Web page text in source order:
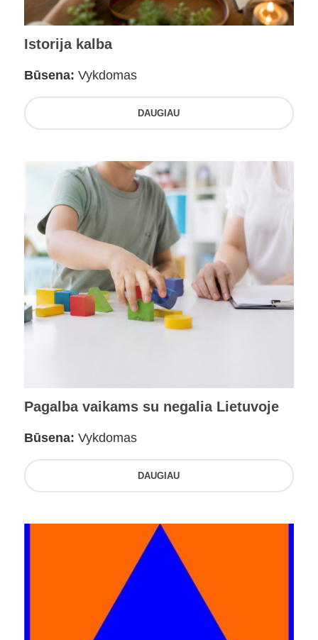
Istorija kalba
Būsena: Vykdomas
DAUGIAU
Pagalba vaikams su negalia Lietuvoje
Būsena: Vykdomas
DAUGIAU